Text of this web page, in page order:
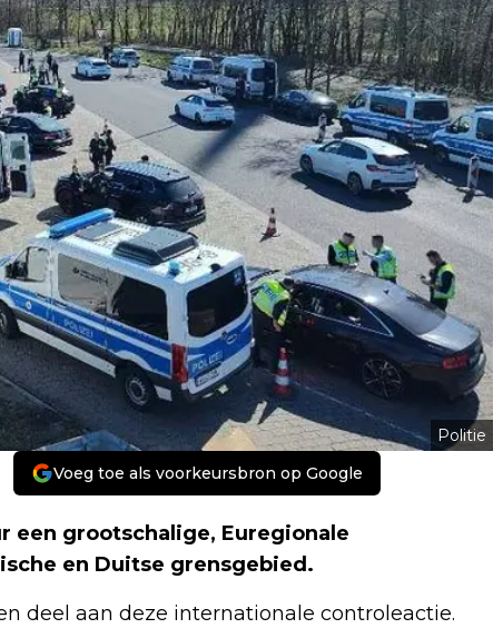
Politie
Voeg toe als voorkeursbron op Google
een grootschalige, Euregionale
en Duitse grensgebied.
deel aan deze internationale controleactie.